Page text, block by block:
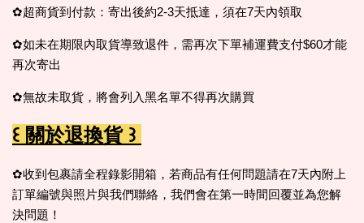
✿超商貨到付款：寄出後約2-3天抵達，須在7天內領取
✿如未在期限內取貨導致退件，需再次下單補運費支付$60才能
再次寄出
✿無故未取貨， 將會列入黑名單不得再次購買
꒰ 關於退換貨 ꒱
✿收到包裹請全程錄影開箱，若商品有任何問題請在7天內附上
訂單編號與照片與我們聯絡，我們會在第一時間回覆並為您解
決問題！